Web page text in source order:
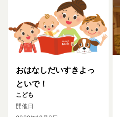
おはなしだいすきよっ
といで！
こども
開催日